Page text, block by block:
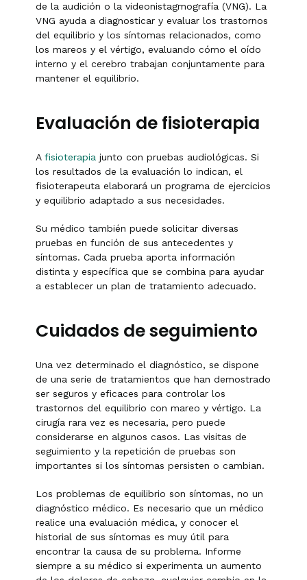
de la audición o la videonistagmografía (VNG). La
VNG ayuda a diagnosticar y evaluar los trastornos
del equilibrio y los síntomas relacionados, como
los mareos y el vértigo, evaluando cómo el oído
interno y el cerebro trabajan conjuntamente para
mantener el equilibrio.
Evaluación de fisioterapia
A fisioterapia junto con pruebas audiológicas. Si
los resultados de la evaluación lo indican, el
fisioterapeuta elaborará un programa de ejercicios
y equilibrio adaptado a sus necesidades.
Su médico también puede solicitar diversas
pruebas en función de sus antecedentes y
síntomas. Cada prueba aporta información
distinta y específica que se combina para ayudar
a establecer un plan de tratamiento adecuado.
Cuidados de seguimiento
Una vez determinado el diagnóstico, se dispone
de una serie de tratamientos que han demostrado
ser seguros y eficaces para controlar los
trastornos del equilibrio con mareo y vértigo. La
cirugía rara vez es necesaria, pero puede
considerarse en algunos casos. Las visitas de
seguimiento y la repetición de pruebas son
importantes si los síntomas persisten o cambian.
Los problemas de equilibrio son síntomas, no un
diagnóstico médico. Es necesario que un médico
realice una evaluación médica, y conocer el
historial de sus síntomas es muy útil para
encontrar la causa de su problema. Informe
siempre a su médico si experimenta un aumento